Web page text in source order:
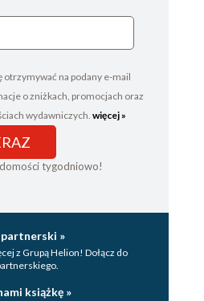
otrzymywać na podany e-mail
o zniżkach, promocjach oraz
wydawniczych. więcej »
tygodniowo!
»
z Grupą Helion! Dołącz do
książkę »